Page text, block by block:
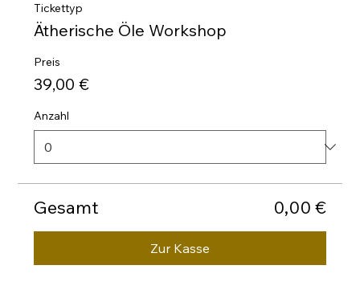
Tickettyp
Ätherische Öle Workshop
Preis
39,00 €
Anzahl
Gesamt 0,00 €
Zur Kasse